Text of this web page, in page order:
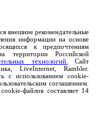
внешние рекомендательные
информации на основе
к предпочтениям
территории Российской
технологий.
Сайт
LiveInternet, Rambler.
с использованием cookie-
соглашением.
файлов составляет 14